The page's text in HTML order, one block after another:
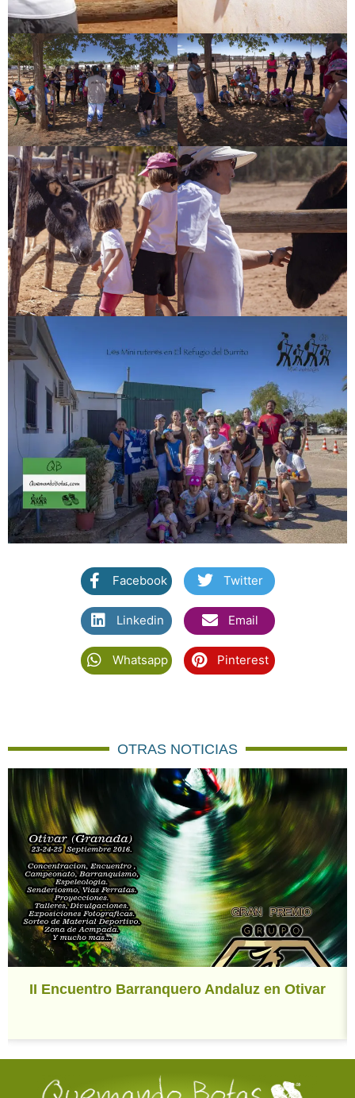
Facebook Twitter
Linkedin Email
Whatsapp Pinterest
OTRAS NOTICIAS
II Encuentro Barranquero Andaluz en Otivar